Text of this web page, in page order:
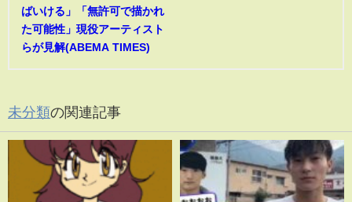
ばいける」「無許可で描かれ
た可能性」現役アーティスト
らが見解(ABEMA TIMES)
未分類の関連記事